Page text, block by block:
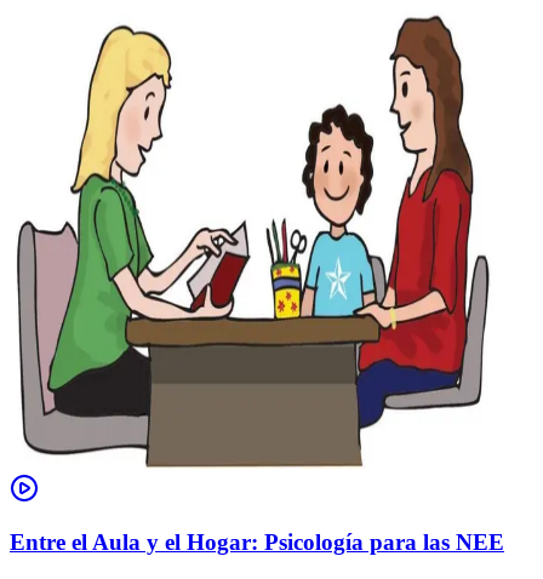
Entre el Aula y el Hogar: Psicología para las NEE